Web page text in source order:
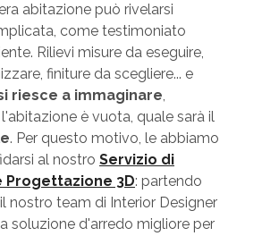
abitazione può rivelarsi
come testimoniato
Rilievi misure da eseguire,
finiture da scegliere... e
riesce a immaginare,
è vuota, quale sarà il
. Per questo motivo, le abbiamo
al nostro Servizio di
Progettazione 3D: partendo
nostro team di Interior Designer
soluzione d'arredo migliore per